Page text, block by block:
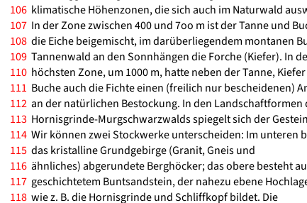
106 klimatische Höhenzonen, die sich auch im Naturwald
107 In der Zone zwischen 400 und 7oo m ist der Tanne und
108 die Eiche beigemischt, im darüberliegendem montanen
109 Tannenwald an den Sonnhängen die Forche (Kiefer). In
110 höchsten Zone, um 1000 m, hatte neben der Tanne,
111 Buche auch die Fichte einen (freilich nur bescheidenen)
112 an der natürlichen Bestockung. In den Landschaftformen
113 Hornisgrinde-Murgschwarzwalds spiegelt sich der
114 Wir können zwei Stockwerke unterscheiden: Im unteren
115 das kristalline Grundgebirge (Granit, Gneis und
116 ähnliches) abgerundete Berghöcker; das obere besteht
117 geschichtetem Buntsandstein, der nahezu ebene
118 wie z. B. die Hornisgrinde und Schliffkopf bildet. Die